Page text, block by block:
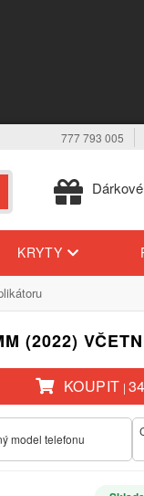
777 793 005
KRYTY
(2022)
KOUPIT |
model telefonu